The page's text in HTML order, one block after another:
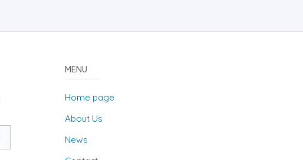
MENU
Home page
About Us
News